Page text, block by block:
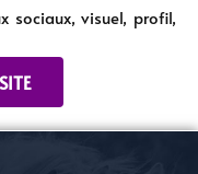
sociaux, visuel, profil,